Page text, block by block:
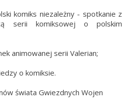
komiks niezależny - spotkanie z
serii komiksowej o polskim
animowanej serii Valerian;
o komiksie.
świata Gwiezdnych Wojen